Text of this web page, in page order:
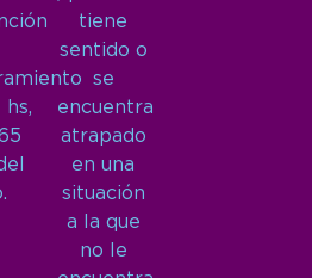
hs,
tiene
sentido o
se
encuentra
atrapado
en una
situación
a la que
no le